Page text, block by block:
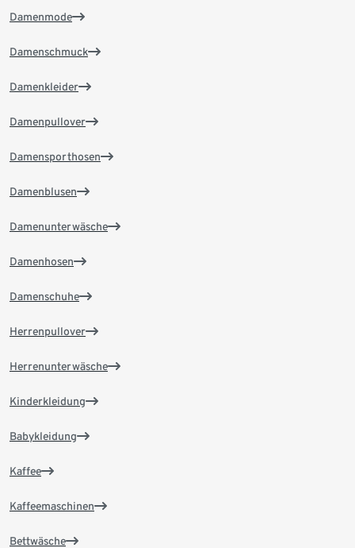
Damenmode
Damenschmuck
Damenkleider
Damenpullover
Damensporthosen
Damenblusen
Damenunterwäsche
Damenhosen
Damenschuhe
Herrenpullover
Herrenunterwäsche
Kinderkleidung
Babykleidung
Kaffee
Kaffeemaschinen
Bettwäsche